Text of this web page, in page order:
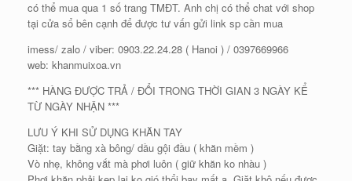
có thể mua qua 1 số trang TMĐT. Anh chị có thể chat với shop
tại cửa sổ bên cạnh để được tư vấn gửi link sp cần mua
imess/ zalo / viber: 0903.22.24.28 ( Hanoi ) / 0397669966
web: khanmuixoa.vn
*** HÀNG ĐƯỢC TRẢ / ĐỔI TRONG THỜI GIAN 3 NGÀY KỂ
TỪ NGÀY NHẬN ***
LƯU Ý KHI SỬ DỤNG KHĂN TAY
Giặt: tay bằng xà bông/ dầu gội đầu ( khăn mềm )
Vò nhẹ, không vắt mà phơi luôn ( giữ khăn ko nhàu )